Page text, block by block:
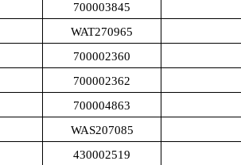
700003845
WAT270965
700002360
700002362
700004863
WAS207085
430002519